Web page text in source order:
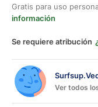
Gratis para uso
información
Se requiere atribución
Ver todos